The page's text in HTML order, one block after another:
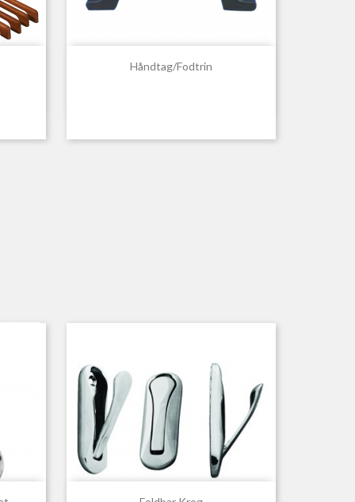
Håndtag/fodtrin
Hurtigvisning